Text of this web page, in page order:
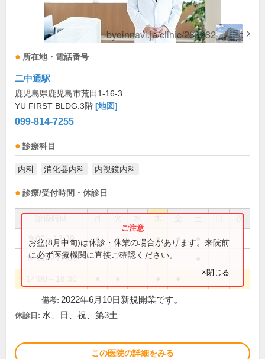
所在地・電話番号
二中通駅
鹿児島県鹿児島市荒田1-16-3
YU FIRST BLDG.3階 [地図]
099-814-7255
診療科目
内科 消化器内科 内視鏡内科
診療/受付時間・休診日
祝
9:00～12:30 ● ● ● ●
14:00～17:00
お盆(8月中旬)は休診・休業の場合があります。来院前
に必ず医療機関に直接ご確認ください。
×閉じる
備考: 2022年6月10日新規開業です。
休診日: 水、日、祝、第3土
この医院の詳細をみる